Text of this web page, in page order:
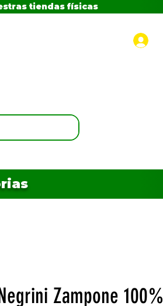
tiendas físicas
Zampone 100%